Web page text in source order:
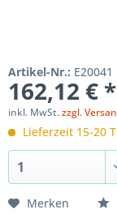
Artikel-Nr.: E20041
162,12 € *
inkl. MwSt.zzgl.
Lieferzeit 15-20
Merken